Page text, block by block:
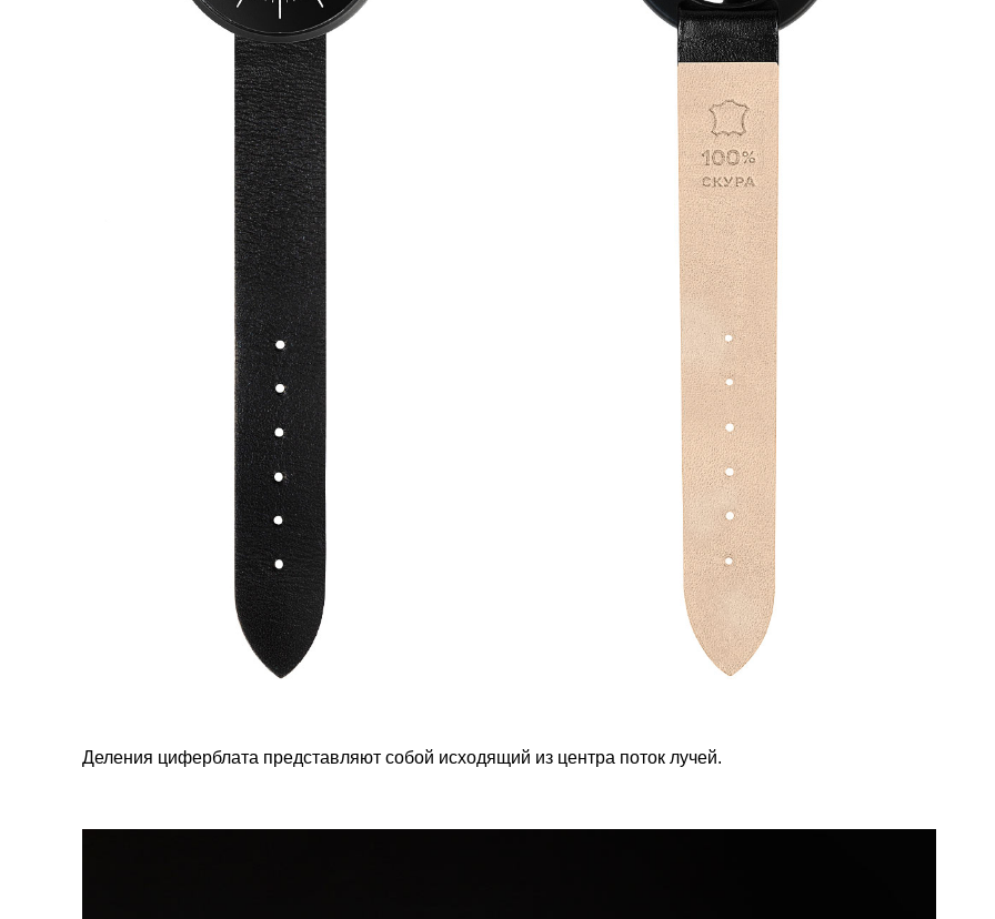
Деления циферблата представляют собой исходящий из центра поток лучей.